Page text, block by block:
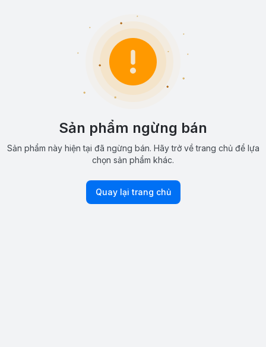
Sản phẩm ngừng bán
Sản phẩm này hiện tại đã ngừng bán. Hãy trở về trang chủ để lựa
chọn sản phẩm khác.
Quay lại trang chủ